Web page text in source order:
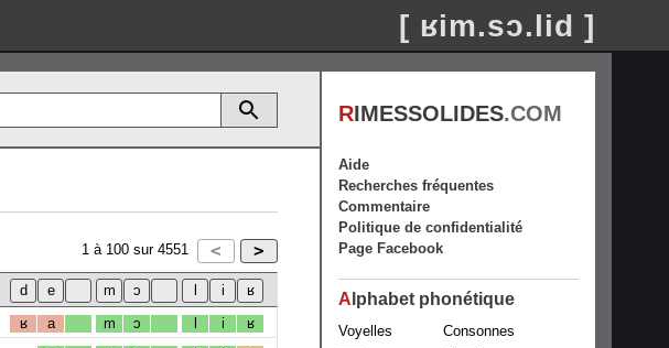
[ ʁim.sɔ.lid ]
1 à 100 sur 4551
ʁ a m ɔ l i ʁ
RIMESSOLIDES.COM
Aide
Recherches fréquentes
Commentaire
Politique de confidentialité
Page Facebook
A lphabet phonétique
Voyelles
Consonnes